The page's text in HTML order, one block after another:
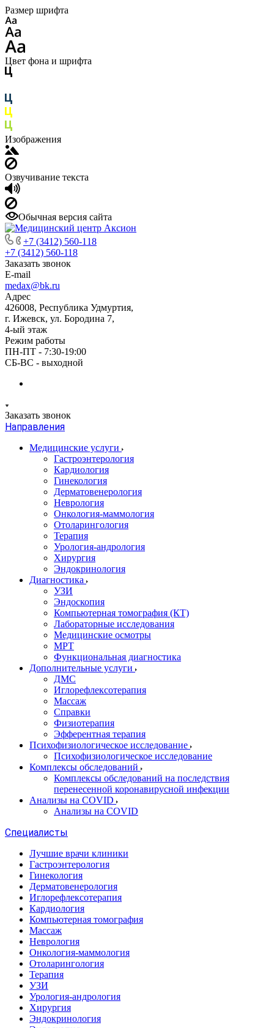
Размер шрифта
Цвет фона и шрифта
Изображения
Озвучивание текста
Обычная версия сайта
+7 (3412) 560-118
+7 (3412) 560-118
Заказать звонок
E-mail
medax@bk.ru
Адрес
426008, Республика Удмуртия,
г. Ижевск, ул. Бородина 7,
4-ый этаж
Режим работы
ПН-ПТ - 7:30-19:00
СБ-ВС - выходной
Заказать звонок
Направления
Медицинские услуги
Гастроэнтерология
Кардиология
Гинекология
Дерматовенерология
Неврология
Онкология-маммология
Отоларингология
Терапия
Урология-андрология
Хирургия
Эндокринология
Диагностика
УЗИ
Эндоскопия
Компьютерная томография (КТ)
Лабораторные исследования
Медицинские осмотры
МРТ
Функциональная диагностика
Дополнительные услуги
ДМС
Иглорефлексотерапия
Массаж
Справки
Физиотерапия
Эфферентная терапия
Психофизиологическое исследование
Психофизиологическое исследование
Комплексы обследований
Комплексы обследований на последствия
перенесенной коронавирусной инфекции
Анализы на COVID
Анализы на COVID
Специалисты
Лучшие врачи клиники
Гастроэнтерология
Гинекология
Дерматовенерология
Иглорефлексотерапия
Кардиология
Компьютерная томография
Массаж
Неврология
Онкология-маммология
Отоларингология
Терапия
УЗИ
Урология-андрология
Хирургия
Эндокринология